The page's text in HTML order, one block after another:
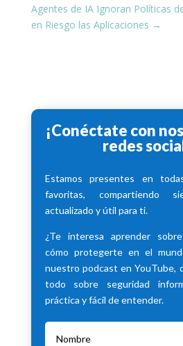
Agentes de IA Ignoran Políticas
en Riesgo las Aplicaciones →
¡Conéctate con
redes
Estamos presentes en
favoritas, compartiendo
actualizado y útil para ti.
¿Te interesa aprender
cómo protegerte en el
nuestro podcast en YouTube,
todo sobre seguridad
práctica y fácil de entender.